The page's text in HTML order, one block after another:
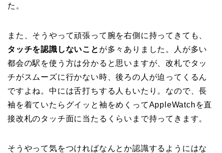
た。
また、そうやって頑張って腕を右側に持ってきても、
タッチを認識しないこと が多々ありました。人が多い
都会の駅を使う方は分かると思いますが、改札でタッ
チがスムーズに行かない時、後ろの人が迫ってくるん
ですよね。中には舌打ちする人もいたり。なので、長
袖を着ていたらグイッと袖をめくってAppleWatchを直
接改札のタッチ面に当たるくらいまで持ってきます。
そうやって気をつければなんとか認識するようにはな